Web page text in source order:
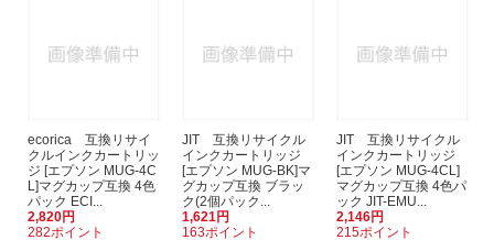
ecorica 互換リサイ
クルインクカートリッ
ジ [エプソン MUG-4C
L]マグカップ互換 4色
パック ECI...
2,820円
282ポイント
JIT 互換リサイクル
インクカートリッジ
[エプソン MUG-BK]マ
グカップ互換 ブラッ
ク(2個パック...
1,621円
163ポイント
JIT 互換リサイクル
インクカートリッジ
[エプソン MUG-4CL]
マグカップ互換 4色パ
ック JIT-EMU...
2,146円
215ポイント